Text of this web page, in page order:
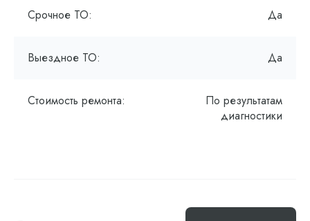
Срочное ТО: Да
Выездное ТО: Да
Стоимость ремонта:
По результатам
диагностики